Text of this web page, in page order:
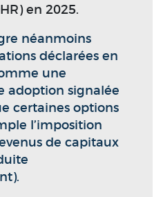
en 2025.
néanmoins
déclarées en
une
adoption signalée
certaines options
l’imposition
de capitaux